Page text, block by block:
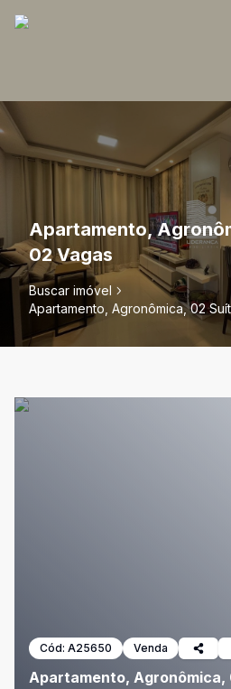
Apartamento,
02 Vagas
Buscar imóvel
Apartamento, Agronômica, 02
Cód: A25650 Venda
Apartamento, Agronômica,